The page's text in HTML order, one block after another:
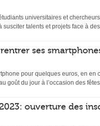
universitaires et
talents et projets face à
ses
pour quelques euros, en
goût du jour à l’occasion des
ouverture des